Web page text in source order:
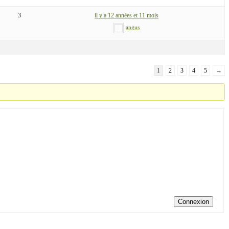
3 il y a 12 années et 11 mois
angus
1 2 3 4 5 →
Connexion